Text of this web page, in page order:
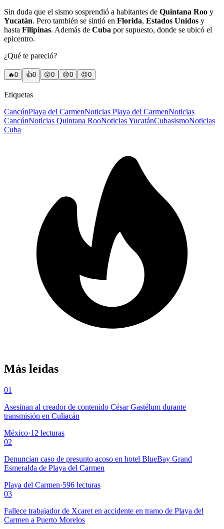
Sin duda que el sismo sosprendió a habitantes de Quintana Roo y
Yucatán. Pero también se sintió en Florida, Estados Unidos y
hasta Filipinas. Además de Cuba por supuesto, donde se ubicó el
epicentro.
¿Qué te pareció?
🔥0 👍0 😲0 😢0 😠0
Etiquetas
CancúnPlaya del CarmenNoticias Playa del CarmenNoticias
CancúnNoticias Quintana RooNoticias YucatánCubasismoNoticias
Cuba
Más leídas
01
Asesinan al creador de contenido César Gastélum durante
transmisión en Culiacán
México·12 lecturas
02
Denuncian caso de presunto acoso en hotel BlueBay Grand
Esmeralda de Playa del Carmen
Playa del Carmen·596 lecturas
03
Fallece trabajador de Xcaret en accidente en tramo de Playa del
Carmen a Puerto Morelos